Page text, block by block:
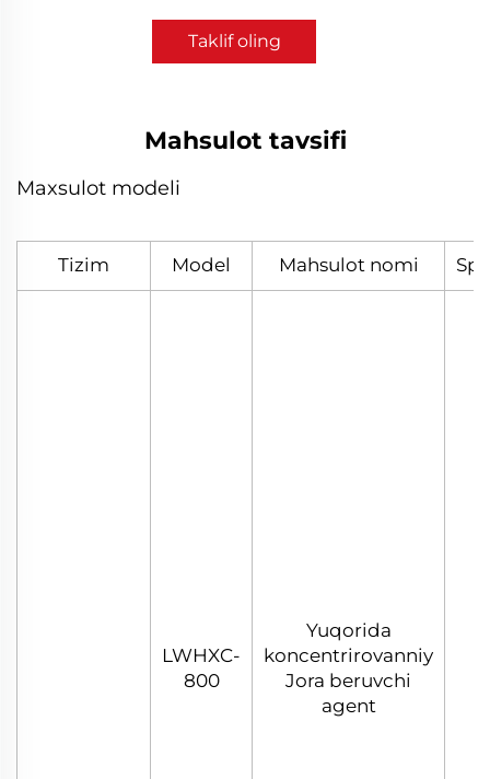
Taklif oling
Mahsulot tavsifi
Maxsulot modeli
Tizim Model Mahsulot nomi
LWHXC-
800
Yuqorida
koncentrirovanniy
Jora beruvchi
agent